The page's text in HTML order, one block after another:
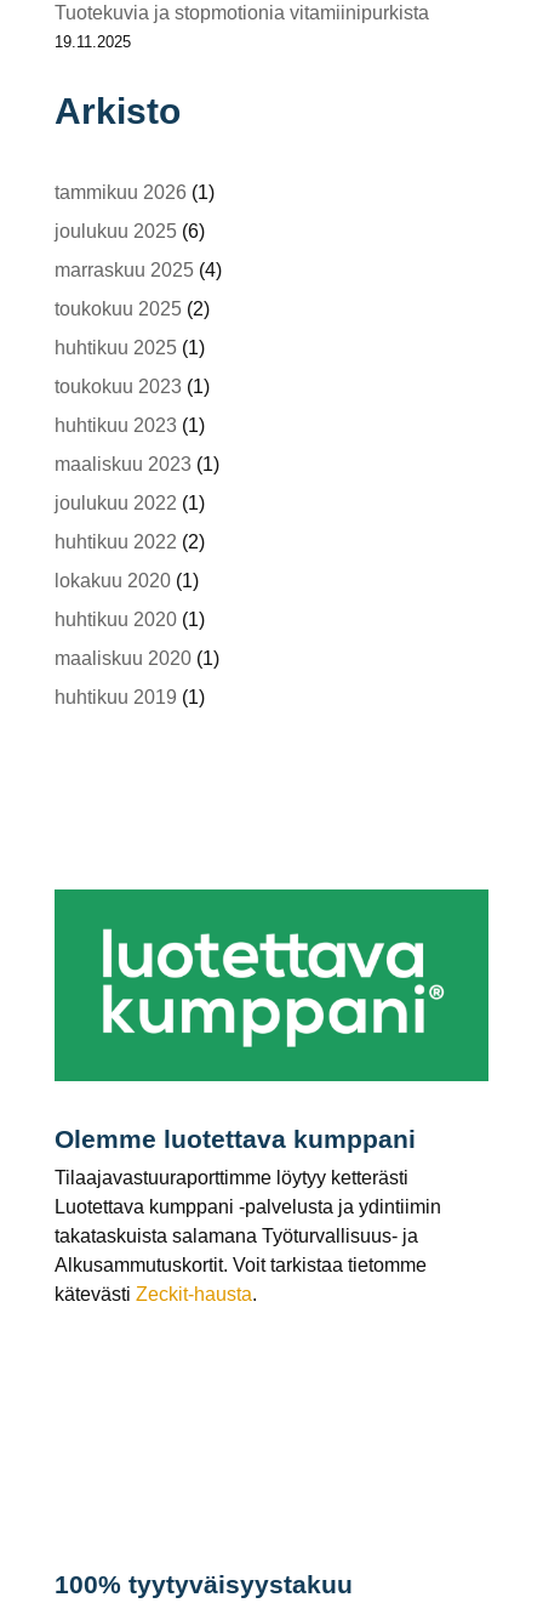
Tuotekuvia ja stopmotionia vitamiinipurkista
19.11.2025
Arkisto
tammikuu 2026 (1)
joulukuu 2025(6)
marraskuu 2025(4)
toukokuu 2025(2)
huhtikuu 2025(1)
toukokuu 2023(1)
huhtikuu 2023(1)
maaliskuu 2023(1)
joulukuu 2022 (1)
huhtikuu 2022 (2)
lokakuu 2020(1)
huhtikuu 2020(1)
maaliskuu 2020(1)
huhtikuu 2019 (1)
Olemme luotettava kumppani
Tilaajavastuuraporttimme löytyy ketterästi
Luotettava kumppani -palvelusta ja ydintiimin
takataskuista salamana Työturvallisuus- ja
Alkusammutuskortit. Voit tarkistaa tietomme
kätevästi Zeckit-hausta.
100% tyytyväisyystakuu